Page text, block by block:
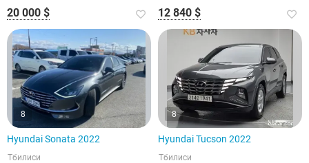
20 000 $ 12 840 $
8
Hyundai Sonata 2022
Тбилиси
8
Hyundai Tucson 2022
Тбилиси